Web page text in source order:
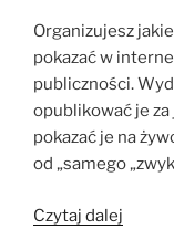
Organizujesz
pokazać w
publiczności.
opublikować je za
pokazać je na
od „samego
Czytaj dalej